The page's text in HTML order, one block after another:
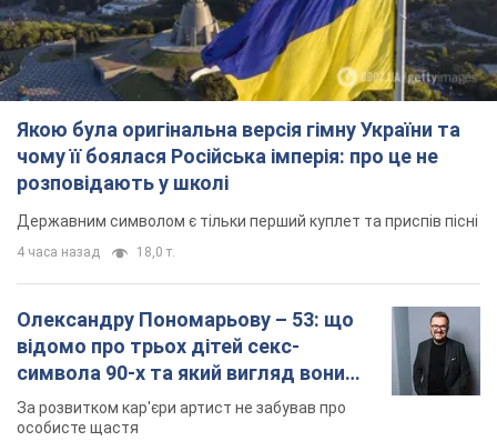
Якою була оригінальна версія гімну України та
чому її боялася Російська імперія: про це не
розповідають у школі
Державним символом є тільки перший куплет та приспів пісні
4 часа назад 18,0 т.
Олександру Пономарьову – 53: що
відомо про трьох дітей секс-
символа 90-х та який вигляд вони
мають
За розвитком кар'єри артист не забував про
особисте щастя